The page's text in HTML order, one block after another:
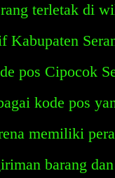
terletak di
Kabupaten
pos Cipocok
kode pos
memiliki
barang